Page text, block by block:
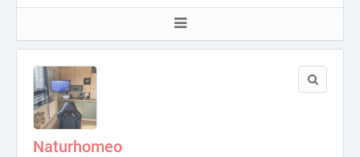
Naturhomeo